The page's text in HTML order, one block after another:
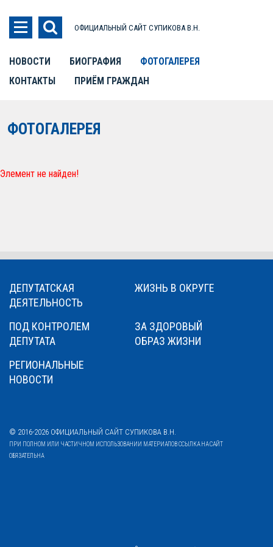
ОФИЦИАЛЬНЫЙ САЙТ СУПИКОВА В.Н.
НОВОСТИ БИОГРАФИЯ
ФОТОГАЛЕРЕЯ
КОНТАКТЫ
ПРИЁМ ГРАЖДАН
ФОТОГАЛЕРЕЯ
Элемент не найден!
ДЕПУТАТСКАЯ
ДЕЯТЕЛЬНОСТЬ
ЖИЗНЬ В ОКРУГЕ
ПОД КОНТРОЛЕМ
ДЕПУТАТА
ЗА ЗДОРОВЫЙ
ОБРАЗ ЖИЗНИ
РЕГИОНАЛЬНЫЕ
НОВОСТИ
© 2016-2026 ОФИЦИАЛЬНЫЙ САЙТ СУПИКОВА В.Н.
ПРИ ПОЛНОМ ИЛИ ЧАСТИЧНОМ ИСПОЛЬЗОВАНИИ МАТЕРИАЛОВ ССЫЛКА НА САЙТ
ОБЯЗАТЕЛЬНА